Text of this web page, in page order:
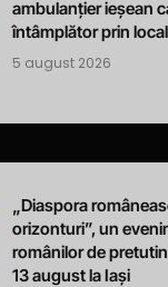
ambulanțier ieșean
întâmplător prin
5 august 2026
„Diaspora
orizonturi”, un
românilor de
13 august la Iași